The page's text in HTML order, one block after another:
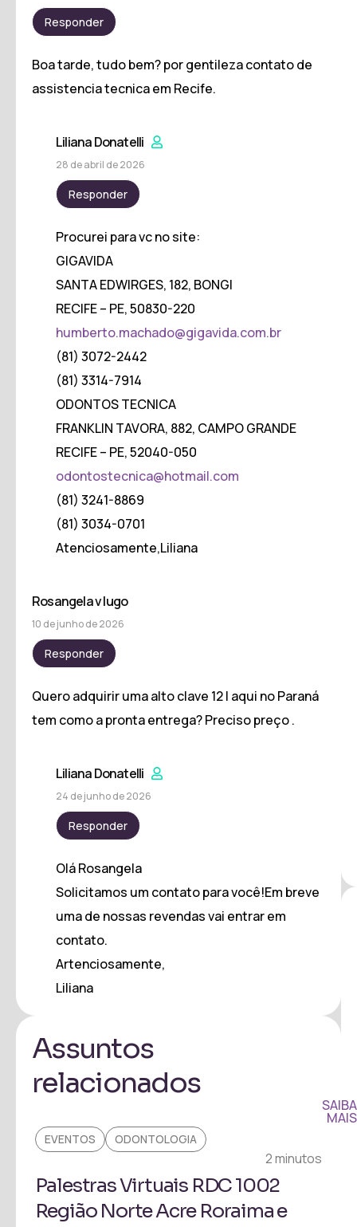
Responder
Boa tarde, tudo bem? por gentileza contato de
assistencia tecnica em Recife.
Liliana Donatelli
28 de abril de 2026
Responder
Procurei para vc no site:
GIGAVIDA
SANTA EDWIRGES, 182, BONGI
RECIFE – PE, 50830-220
humberto.machado@gigavida.com.br
(81) 3072-2442
(81) 3314-7914
ODONTOS TECNICA
FRANKLIN TAVORA, 882, CAMPO GRANDE
RECIFE – PE, 52040-050
odontostecnica@hotmail.com
(81) 3241-8869
(81) 3034-0701
Atenciosamente,Liliana
Rosangela v lugo
10 de junho de 2026
Responder
Quero adquirir uma alto clave 12 l aqui no Paraná
tem como a pronta entrega? Preciso preço .
Liliana Donatelli
24 de junho de 2026
Responder
Olá Rosangela
Solicitamos um contato para você!Em breve
uma de nossas revendas vai entrar em
contato.
Artenciosamente,
Liliana
Assuntos
relacionados
EVENTOS ODONTOLOGIA
2 minutos
Palestras Virtuais RDC 1002
Região Norte Acre Roraima e
SAIBA
MAIS